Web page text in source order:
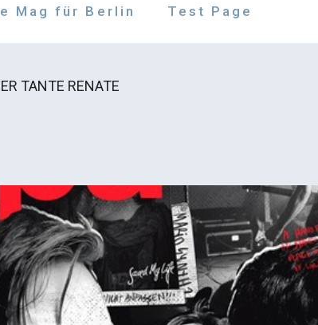
Mag für Berlin Test Page
TANTE RENATE